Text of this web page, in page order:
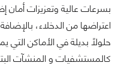
بسرعات عالية وتعزيزات
اعتراضها من الدخلاء،
حلولًا بديلة في الأماكن التي
كالمستشفيات و المنشآت